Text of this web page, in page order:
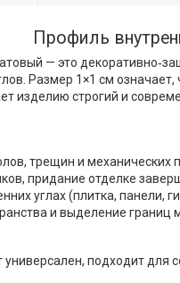
Профиль
— это
Размер 1×1 см
изделию строгий и
трещин и механических
придание отделке
углах (плитка, панели,
и выделение
подходит для